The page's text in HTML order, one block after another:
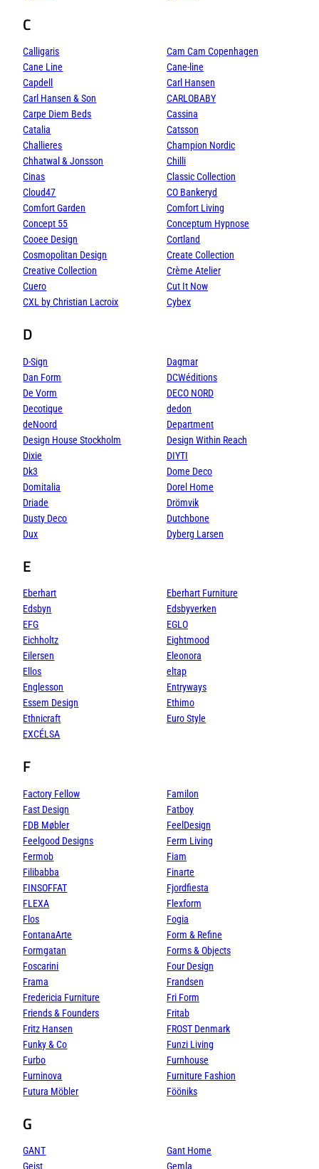
C
Calligaris
Cam Cam Copenhagen
Cane Line
Cane-line
Capdell
Carl Hansen
Carl Hansen & Son
CARLOBABY
Carpe Diem Beds
Cassina
Catalia
Catsson
Challieres
Champion Nordic
Chhatwal & Jonsson
Chilli
Cinas
Classic Collection
Cloud47
CO Bankeryd
Comfort Garden
Comfort Living
Concept 55
Conceptum Hypnose
Cooee Design
Cortland
Cosmopolitan Design
Create Collection
Creative Collection
Crème Atelier
Cuero
Cut It Now
CXL by Christian Lacroix
Cybex
D
D-Sign
Dagmar
Dan Form
DCWéditions
De Vorm
DECO NORD
Decotique
dedon
deNoord
Department
Design House Stockholm
Design Within Reach
Dixie
DIYTI
Dk3
Dome Deco
Domitalia
Dorel Home
Driade
Drömvik
Dusty Deco
Dutchbone
Dux
Dyberg Larsen
E
Eberhart
Eberhart Furniture
Edsbyn
Edsbyverken
EFG
EGLO
Eichholtz
Eightmood
Eilersen
Eleonora
Ellos
eltap
Englesson
Entryways
Essem Design
Ethimo
Ethnicraft
Euro Style
EXCÉLSA
F
Factory Fellow
Familon
Fast Design
Fatboy
FDB Møbler
FeelDesign
Feelgood Designs
Ferm Living
Fermob
Fiam
Filibabba
Finarte
FINSOFFAT
Fjordfiesta
FLEXA
Flexform
Flos
Fogia
FontanaArte
Form & Refine
Formgatan
Forms & Objects
Foscarini
Four Design
Frama
Frandsen
Fredericia Furniture
Fri Form
Friends & Founders
Fritab
Fritz Hansen
FROST Denmark
Funky & Co
Funzi Living
Furbo
Furnhouse
Furninova
Furniture Fashion
Futura Möbler
Fööniks
G
GANT
Gant Home
Gejst
Gemla